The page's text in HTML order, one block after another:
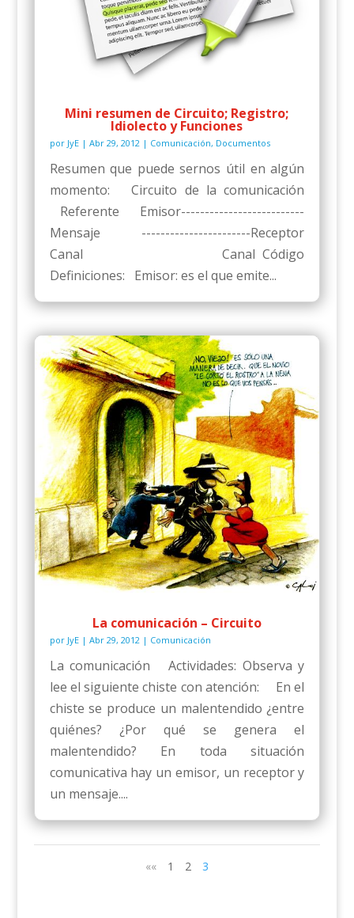
Mini resumen de Circuito; Registro;
Idiolecto y Funciones
por JyE| Abr 29, 2012 | Comunicación, Documentos
Resumen que puede sernos útil en algún
momento: Circuito de la comunicación
Referente Emisor--------------------------
Mensaje -----------------------Receptor
Canal Canal Código
Definiciones: Emisor: es el que emite...
La comunicación – Circuito
por JyE| Abr 29, 2012| Comunicación
La comunicación Actividades: Observa y
lee el siguiente chiste con atención: En el
chiste se produce un malentendido ¿entre
quiénes? ¿Por qué se genera el
malentendido? En toda situación
comunicativa hay un emisor, un receptor y
un mensaje....
«« 1 2 3